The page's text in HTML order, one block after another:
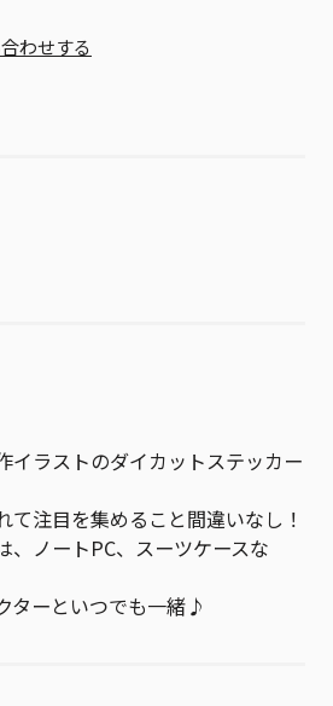
わせする
イラストのダイカットステッカー
て注目を集めること間違いなし！
、ノートPC、スーツケースな
ターといつでも一緒♪